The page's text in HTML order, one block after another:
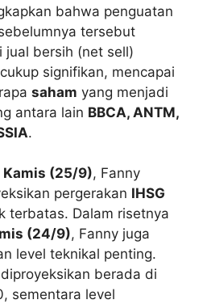
bahwa penguatan
tersebut
jual bersih (net sell)
signifikan, mencapai
saham yang menjadi
antara lain BBCA, ANTM,
.
Kamis (25/9), Fanny
pergerakan IHSG
terbatas. Dalam risetnya
(24/9), Fanny juga
level teknikal penting.
diproyeksikan berada di
sementara level